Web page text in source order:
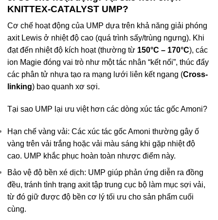
KNITTEX-CATALYST UMP?
Cơ chế hoạt động của UMP dựa trên khả năng giải phóng
axit Lewis ở nhiệt độ cao (quá trình sấy/trùng ngưng). Khi
đạt đến nhiệt độ kích hoạt (thường từ 150°C – 170°C), các
ion Magie đóng vai trò như một tác nhân “kết nối”, thúc đẩy
các phân tử nhựa tạo ra mạng lưới liên kết ngang (Cross-
linking) bao quanh xơ sợi.
Tại sao UMP lại ưu việt hơn các dòng xúc tác gốc Amoni?
Hạn chế vàng vải: Các xúc tác gốc Amoni thường gây ố
vàng trên vải trắng hoặc vải màu sáng khi gặp nhiệt độ
cao. UMP khắc phục hoàn toàn nhược điểm này.
Bảo vệ độ bền xé dịch: UMP giúp phản ứng diễn ra đồng
đều, tránh tình trạng axit tập trung cục bộ làm mục sợi vải,
từ đó giữ được độ bền cơ lý tối ưu cho sản phẩm cuối
cùng.